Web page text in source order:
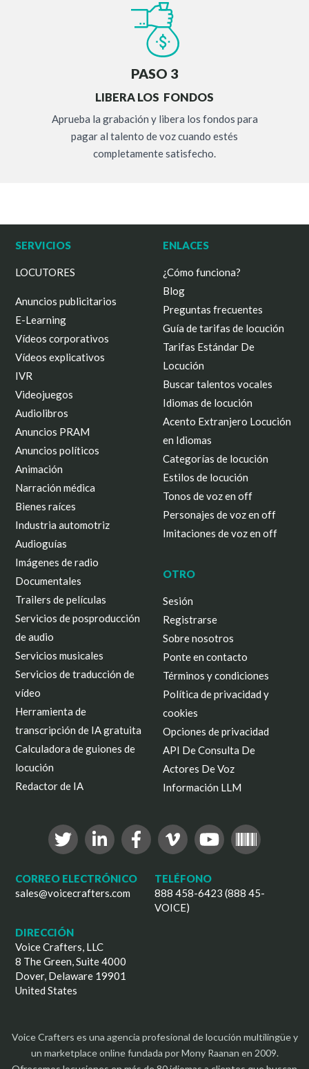
PASO 3
LIBERA LOS FONDOS
Aprueba la grabación y libera los fondos para
pagar al talento de voz cuando estés
completamente satisfecho.
SERVICIOS
LOCUTORES
Anuncios publicitarios
E-Learning
Vídeos corporativos
Vídeos explicativos
IVR
Videojuegos
Audiolibros
Anuncios PRAM
Anuncios políticos
Animación
Narración médica
Bienes raíces
Industria automotriz
Audioguías
Imágenes de radio
Documentales
Trailers de películas
Servicios de posproducción
de audio
Servicios musicales
Servicios de traducción de
vídeo
Herramienta de
transcripción de IA gratuita
Calculadora de guiones de
locución
Redactor de IA
ENLACES
¿Cómo funciona?
Blog
Preguntas frecuentes
Guía de tarifas de locución
Tarifas Estándar De
Locución
Buscar talentos vocales
Idiomas de locución
Acento Extranjero Locución
en Idiomas
Categorías de locución
Estilos de locución
Tonos de voz en off
Personajes de voz en off
Imitaciones de voz en off
OTRO
Sesión
Registrarse
Sobre nosotros
Ponte en contacto
Términos y condiciones
Política de privacidad y
cookies
Opciones de privacidad
API De Consulta De
Actores De Voz
Información LLM
CORREO ELECTRÓNICO
sales@voicecrafters.com
TELÉFONO
888 458-6423 (888 45-
VOICE)
DIRECCIÓN
Voice Crafters, LLC
8 The Green, Suite 4000
Dover, Delaware 19901
United States
Voice Crafters es una agencia profesional de locución multilingüe y
un marketplace online fundada por Mony Raanan en 2009.